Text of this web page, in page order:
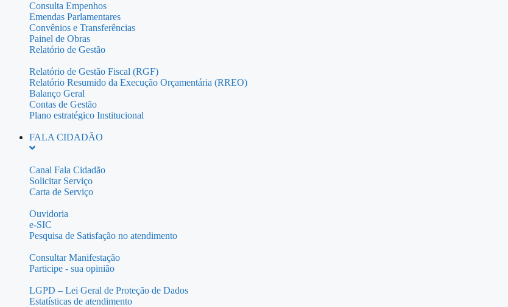
Consulta Empenhos
Emendas Parlamentares
Convênios e Transferências
Painel de Obras
Relatório de Gestão
Relatório de Gestão Fiscal (RGF)
Relatório Resumido da Execução Orçamentária (RREO)
Balanço Geral
Contas de Gestão
Plano estratégico Institucional
FALA CIDADÃO
Canal Fala Cidadão
Solicitar Serviço
Carta de Serviço
Ouvidoria
e-SIC
Pesquisa de Satisfação no atendimento
Consultar Manifestação
Participe - sua opinião
LGPD – Lei Geral de Proteção de Dados
Estatísticas de atendimento